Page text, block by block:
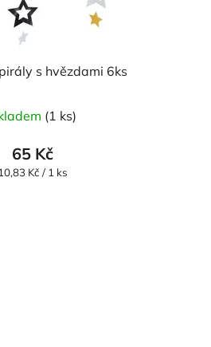
s hvězdami 6ks
(1 ks)
65 Kč
Měrná
10,83 Kč / 1 ks